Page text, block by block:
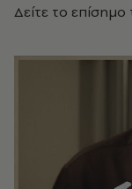
Δείτε το επίσημο